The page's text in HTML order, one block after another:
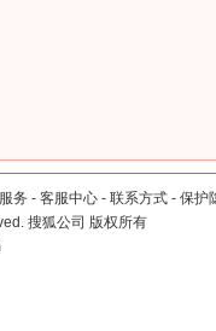
务 - 客服中心 - 联系方式 - 保护
搜狐公司 版权所有